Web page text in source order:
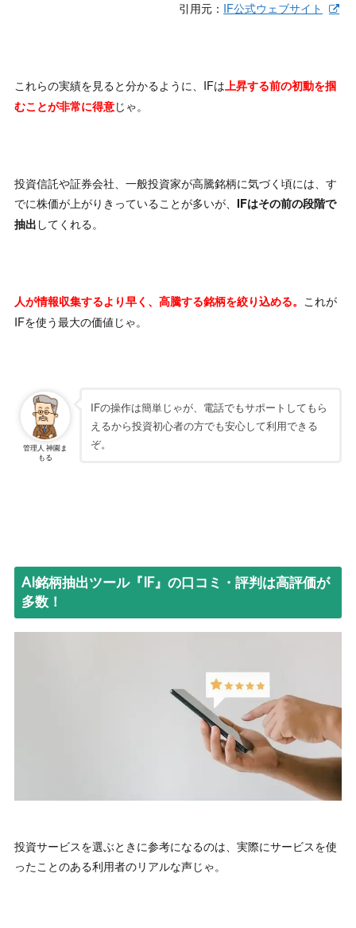
引用元： IF公式ウェブサイト
これらの実績を見ると分かるように、IFは 上昇する前の初動を掴
むことが非常に得意じゃ。
投資信託や証券会社、一般投資家が高騰銘柄に気づく頃には、す
でに株価が上がりきっていることが多いが、 IFはその前の段階で
抽出 してくれる。
人が情報収集するより早く、高騰する銘柄を絞り込める。 これが
IFを使う最大の価値じゃ。
管理人 神園ま
もる
IFの操作は簡単じゃが、電話でもサポートしてもら
えるから投資初心者の方でも安心して利用できる
ぞ。
AI銘柄抽出ツール『IF』の口コミ・評判は高評価が
多数！
投資サービスを選ぶときに参考になるのは、実際にサービスを使
ったことのある利用者のリアルな声じゃ。